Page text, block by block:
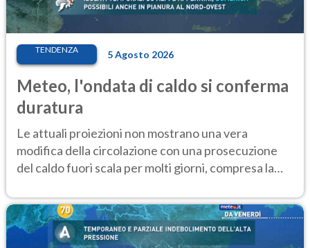
TENDENZA 5 Agosto 2026
Meteo, l'ondata di caldo si conferma
duratura
Le attuali proiezioni non mostrano una vera
modifica della circolazione con una prosecuzione
del caldo fuori scala per molti giorni, compresa la